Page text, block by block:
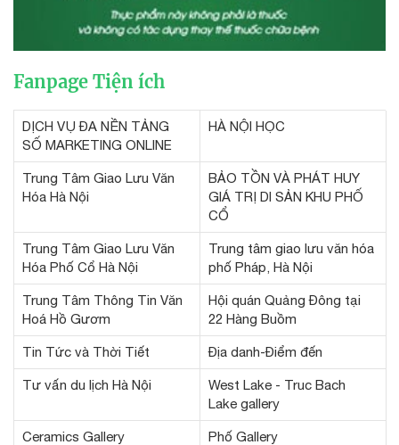
Fanpage Tiện ích
DỊCH VỤ ĐA NỀN TẢNG
SỐ MARKETING ONLINE
HÀ NỘI HỌC
Trung Tâm Giao Lưu Văn
Hóa Hà Nội
BẢO TỒN VÀ PHÁT HUY
GIÁ TRỊ DI SẢN KHU PHỐ
CỔ
Trung Tâm Giao Lưu Văn
Hóa Phố Cổ Hà Nội
Trung tâm giao lưu văn hóa
phố Pháp, Hà Nội
Trung Tâm Thông Tin Văn
Hoá Hồ Gươm
Hội quán Quảng Đông tại
22 Hàng Buồm
Tin Tức và Thời Tiết Địa danh-Điểm đến
Tư vấn du lịch Hà Nội
West Lake - Truc Bach
Lake gallery
Ceramics Gallery Phố Gallery